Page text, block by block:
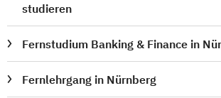
studieren
Fernstudium Banking & Finance in
Fernlehrgang in Nürnberg